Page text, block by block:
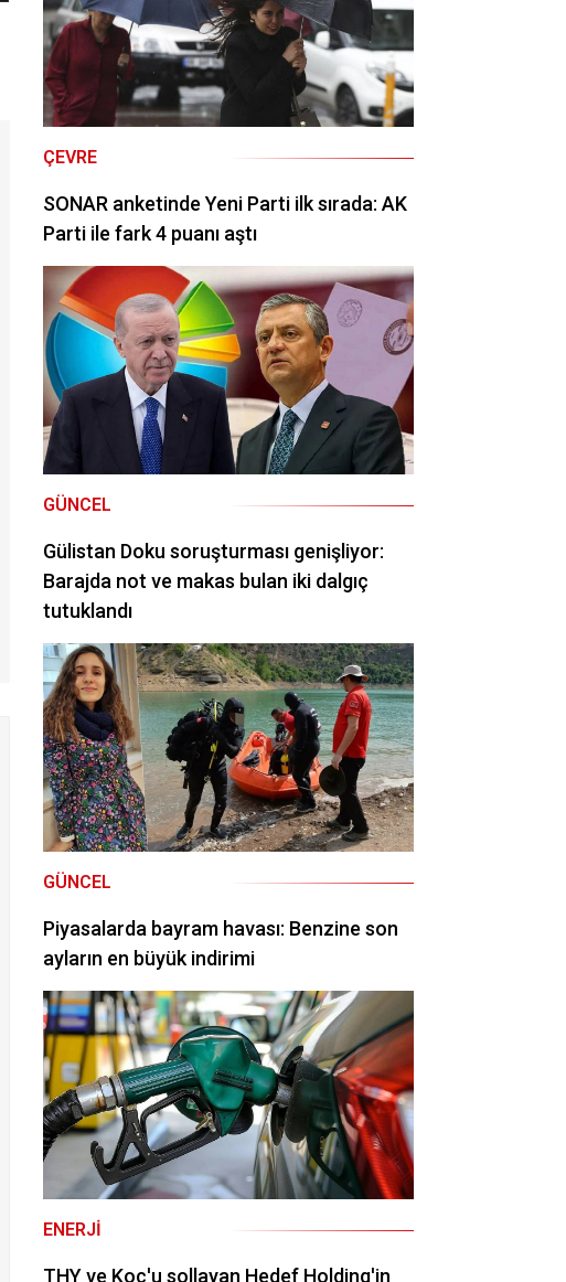
ÇEVRE
SONAR anketinde Yeni Parti ilk sırada: AK
Parti ile fark 4 puanı aştı
GÜNCEL
Gülistan Doku soruşturması genişliyor:
Barajda not ve makas bulan iki dalgıç
tutuklandı
GÜNCEL
Piyasalarda bayram havası: Benzine son
ayların en büyük indirimi
ENERJI
THY ve Koç'u sollayan Hedef Holding'in